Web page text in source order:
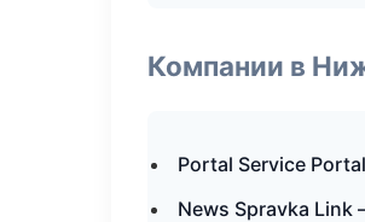
Компании в
Portal Service
News Spravka